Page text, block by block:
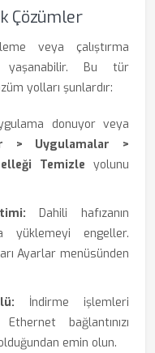
Çözümler
veya çalıştırma
yaşanabilir. Bu tür
yolları şunlardır:
donuyor veya
> Uygulamalar >
Temizle yolunu
Dahili hafızanın
yüklemeyi engeller.
Ayarlar menüsünden
İndirme işlemleri
bağlantınızı
emin olun.